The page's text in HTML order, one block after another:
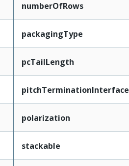
numberOfRows
packagingType
pcTailLength
pitchTerminationInterface
polarization
stackable